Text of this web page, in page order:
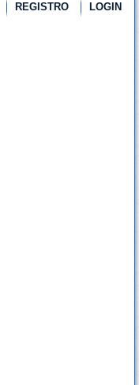
REGISTRO LOGIN